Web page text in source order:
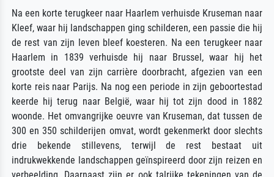
Na een korte terugkeer naar Haarlem verhuisde Kruseman naar
Kleef, waar hij landschappen ging schilderen, een passie die hij
de rest van zijn leven bleef koesteren. Na een terugkeer naar
Haarlem in 1839 verhuisde hij naar Brussel, waar hij het
grootste deel van zijn carrière doorbracht, afgezien van een
korte reis naar Parijs. Na nog een periode in zijn geboortestad
keerde hij terug naar België, waar hij tot zijn dood in 1882
woonde. Het omvangrijke oeuvre van Kruseman, dat tussen de
300 en 350 schilderijen omvat, wordt gekenmerkt door slechts
drie bekende stillevens, terwijl de rest bestaat uit
indrukwekkende landschappen geïnspireerd door zijn reizen en